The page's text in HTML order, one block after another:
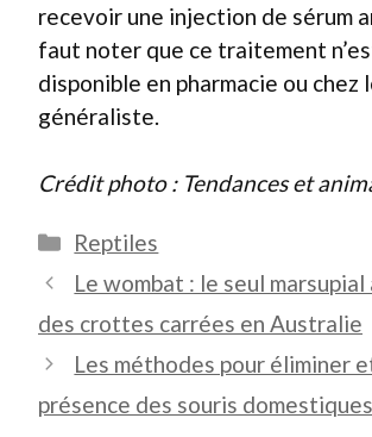
recevoir une injection de sérum
faut noter que ce traitement
disponible en pharmacie ou chez
généraliste.
Crédit photo : Tendances et
Catégories
Reptiles
Le wombat : le seul
des crottes carrées en Australie
Les méthodes pour éliminer
présence des souris domestiques